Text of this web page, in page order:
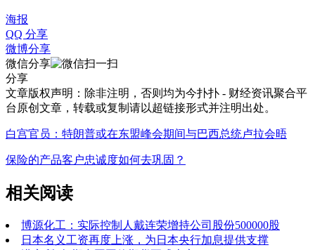
海报
QQ 分享
微博分享
微信分享
分享
文章版权声明：除非注明，否则均为今扑扑 - 财经资讯聚合平
台 原创文章，转载或复制请以超链接形式并注明出处。
白宫官员：特朗普或在东盟峰会期间与巴西总统卢拉会晤
保险的产品客户忠诚度如何去巩固？
相关阅读
博源化工：实际控制人戴连荣增持公司股份500000股
日本名义工资再度上涨，为日本央行加息提供支撑